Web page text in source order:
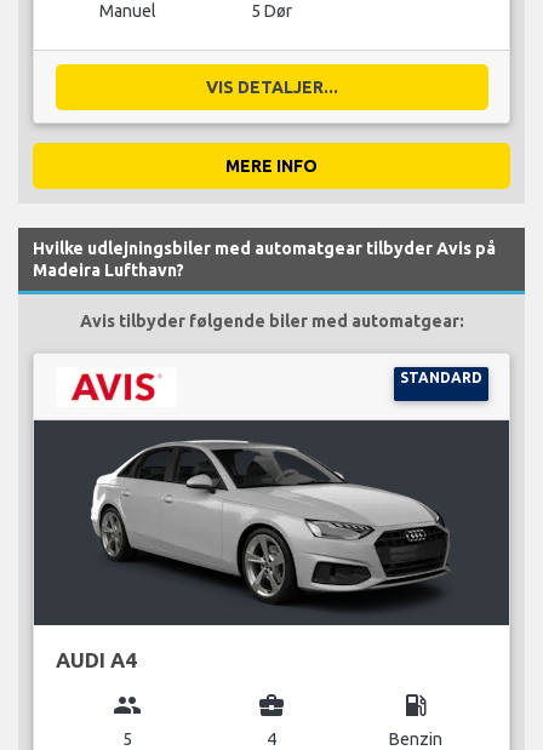
Manuel 5 Dør
VIS DETALJER...
MERE INFO
Hvilke udlejningsbiler med automatgear tilbyder Avis på
Madeira Lufthavn?
Avis tilbyder følgende biler med automatgear:
STANDARD
AUDI A4
group
5
business_center
4
local_gas_station
Benzin